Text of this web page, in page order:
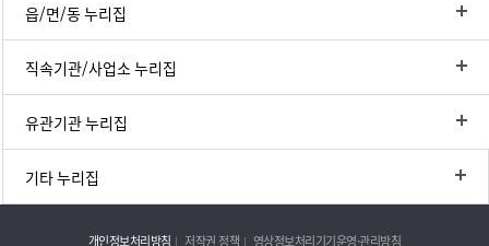
읍/면/동 누리집
직속기관/사업소 누리집
유관기관 누리집
기타 누리집
개인정보처리방침 저작권 정책 영상정보처리기기운영·관리방침